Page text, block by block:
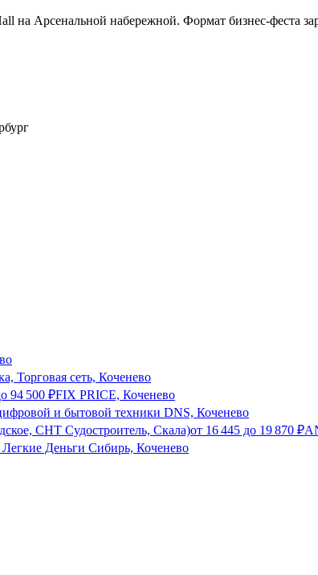
на Арсенальной набережной. Формат бизнес-феста
Торговая сеть, Коченево
94 500 ₽FIX PRICE, Коченево
и бытовой техники DNS, Коченево
СНТ Судостроитель, Скала)от 16 445 до 19 870 ₽
Деньги Сибирь, Коченево